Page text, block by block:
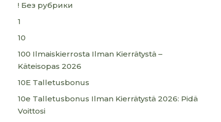
! Без рубрики
1
10
100 Ilmaiskierrosta Ilman Kierrätystä –
Käteisopas 2026
10E Talletusbonus
10e Talletusbonus Ilman Kierrätystä 2026: Pidä
Voittosi